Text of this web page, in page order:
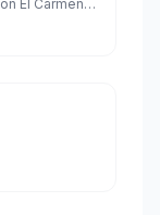
Blvd. de acceso a Tizayuca 687, Ampliacion El Carmen, Tizayuca, Hidalgo